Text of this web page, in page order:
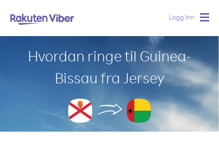
Logg Inn
Hvordan ringe til Guinea-
Bissau fra Jersey